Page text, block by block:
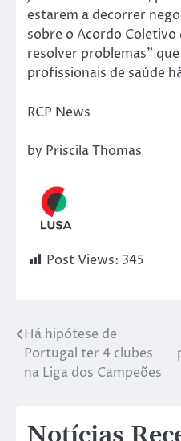
estarem a decorrer
sobre o Acordo
resolver problemas”
profissionais de saúde
RCP News
by Priscila Thomas
Post Views: 345
Há hipótese de
Portugal ter 4 clubes
na Liga dos Campeões